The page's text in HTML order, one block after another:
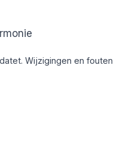
Wijzigingen en fouten